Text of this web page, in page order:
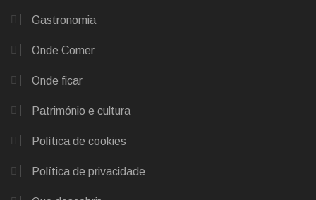
Gastronomia
Onde Comer
Onde ficar
Património e cultura
Política de cookies
Política de privacidade